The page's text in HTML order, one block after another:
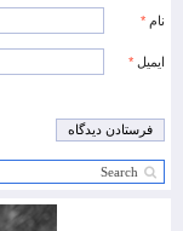
نام *
ایمیل *